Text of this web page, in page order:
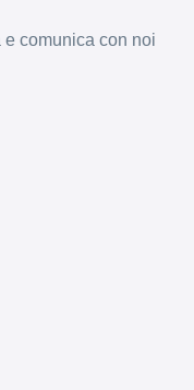
comunica con noi